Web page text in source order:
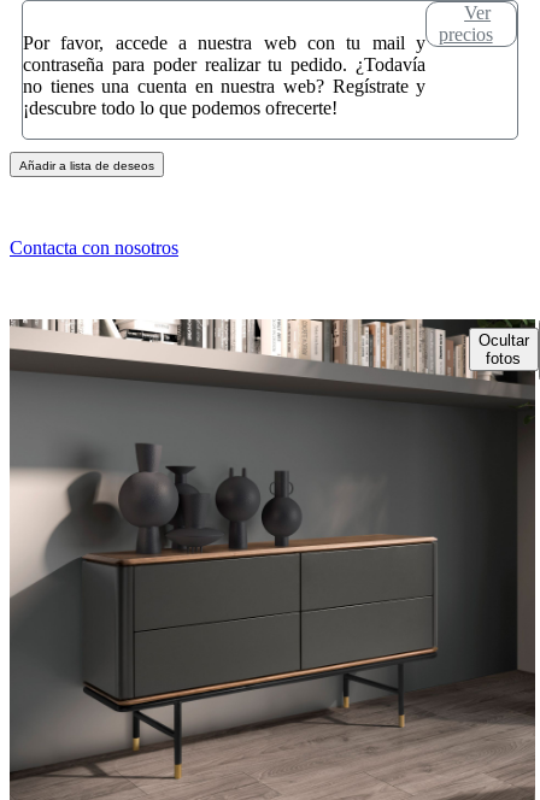
Por favor, accede a nuestra web con tu mail y
contraseña para poder realizar tu pedido. ¿Todavía
no tienes una cuenta en nuestra web? Regístrate y
¡descubre todo lo que podemos ofrecerte!
Ver
precios
Añadir a lista de deseos
Contacta con nosotros
Ocultar
fotos